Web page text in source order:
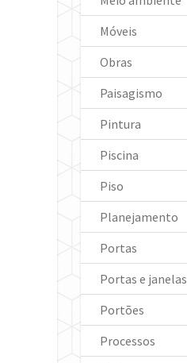
Móveis
Obras
Paisagismo
Pintura
Piscina
Piso
Planejamento
Portas
Portas e janelas
Portões
Processos